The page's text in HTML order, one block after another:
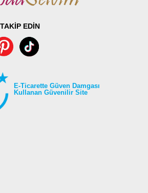
EDİN
E-Ticarette Güven Damgası
Kullanan Güvenilir Site